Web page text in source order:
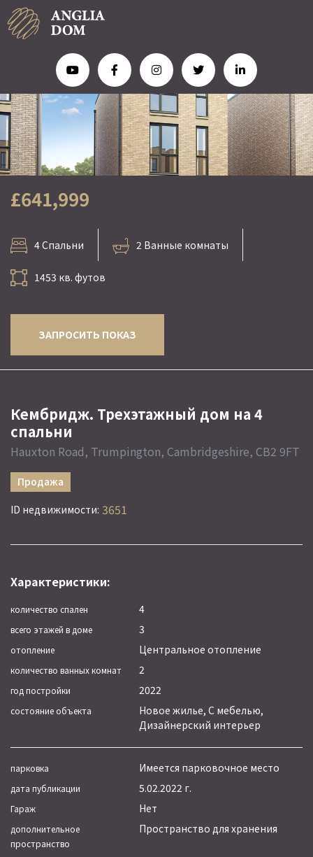
£641,999
4 Спальни 2 Ванные комнаты
1453 кв. футов
ЗАПРОСИТЬ ПОКАЗ
Кембридж. Трехэтажный дом на 4
спальни
Hauxton Road, Trumpington, Cambridgeshire, CB2 9FT
Продажа
ID недвижимости: 3651
Характеристики:
количество спален 4
всего этажей в доме 3
отопление Центральное отопление
количество ванных комнат 2
год постройки 2022
состояние объекта
Новое жилье, С мебелью,
Дизайнерский интерьер
парковка Имеется парковочное место
дата публикации 5.02.2022 г.
Гараж Нет
дополнительное
пространство
Пространство для хранения